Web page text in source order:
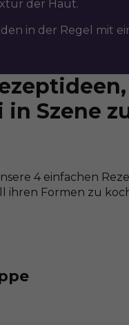
der Haut.
in der Regel mit
Szene
4 einfachen
ihren Formen zu